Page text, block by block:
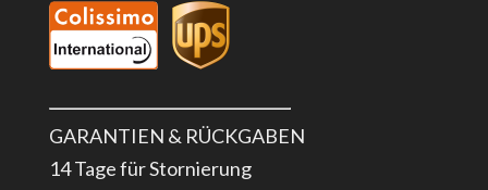
GARANTIEN & RÜCKGABEN
14 Tage für Stornierung